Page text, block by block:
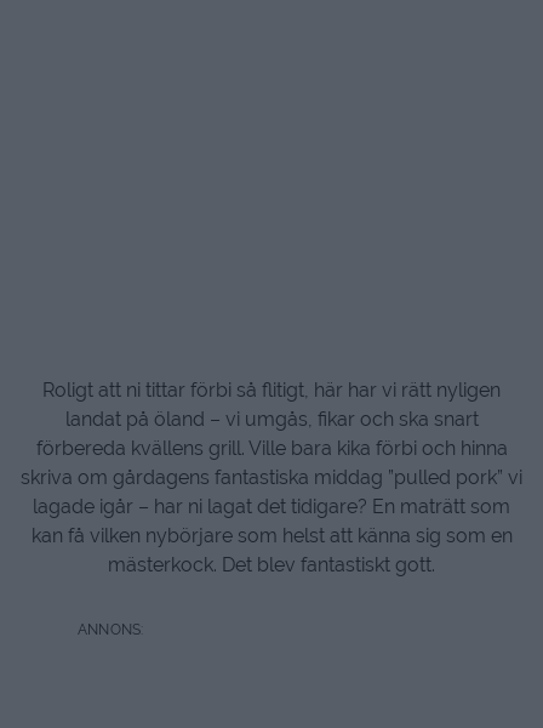
Roligt att ni tittar förbi så flitigt, här har vi rätt nyligen
landat på öland – vi umgås, fikar och ska snart
förbereda kvällens grill. Ville bara kika förbi och hinna
skriva om gårdagens fantastiska middag ”pulled pork” vi
lagade igår – har ni lagat det tidigare? En maträtt som
kan få vilken nybörjare som helst att känna sig som en
mästerkock. Det blev fantastiskt gott.